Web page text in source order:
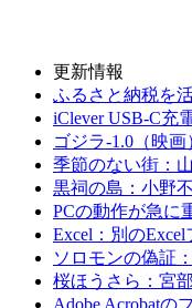
更新情報
ふるさと納税を
iClever USB-C充
ゴジラ-1.0（映画
季節のない街：
黒祠の島：小野
PCの動作が急に
Excel：別の
ソロモンの偽証
桜ほうさら：宮